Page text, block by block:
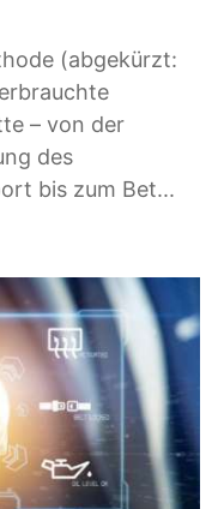
(abgekürzt:
– von der
des
bis zum Bet...